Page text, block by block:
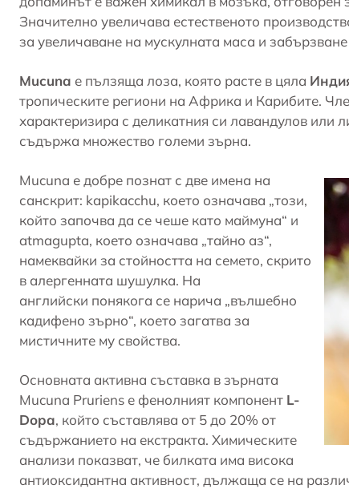
Значително увеличава естественото
за увеличаване на мускулната маса и
Mucuna е пълзяща лоза, която расте в цяла
тропическите региони на Африка и Карибите.
характеризира с деликатния си лавандулов или
съдържа множество големи зърна.
Mucuna е добре познат с две имена на
санскрит: kapikacchu, което означава „този,
който започва да се чеше като маймуна“ и
atmagupta, което означава „тайно аз“,
намеквайки за стойността на семето, скрито
в алергенната шушулка. На
английски понякога се нарича „вълшебно
кадифено зърно“, което загатва за
мистичните му свойства.
Основната активна съставка в зърната
Mucuna Pruriens е фенолният компонент L-
Dopa, който съставлява от 5 до 20% от
съдържанието на екстракта. Химическите
анализи показват, че билката има висока
антиоксидантна активност, дължаща се на